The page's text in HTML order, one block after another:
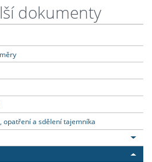
dokumenty
opatření a sdělení tajemníka